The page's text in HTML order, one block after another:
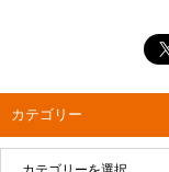
カテゴリー